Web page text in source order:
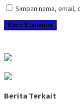
Simpan nama,
Berita Terkait